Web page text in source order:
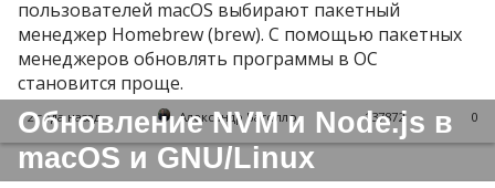
пользователей macOS выбирают пакетный
менеджер Homebrew (brew). С помощью пакетных
менеджеров обновлять программы в ОС
становится проще.
2 года назад Александр Батолло 137872 0
Обновление NVM и Node.js в
macOS и GNU/Linux